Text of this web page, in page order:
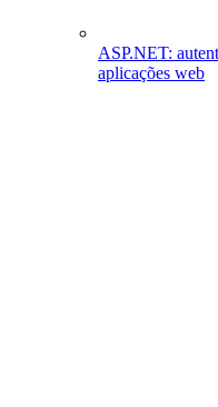
ASP.NET:
aplicações web